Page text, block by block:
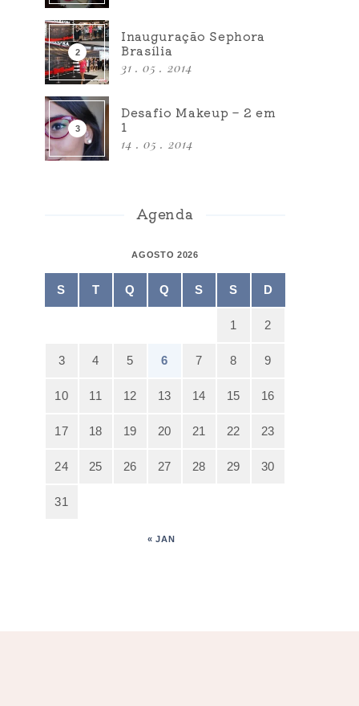
Inauguração Sephora
Brasília
31 . 05 . 2014
Desafio Makeup – 2 em
1
14 . 05 . 2014
Agenda
AGOSTO 2026
S T Q Q S S D
1 2
3 4 5 6 7 8 9
10 11 12 13 14 15 16
17 18 19 20 21 22 23
24 25 26 27 28 29 30
31
« JAN